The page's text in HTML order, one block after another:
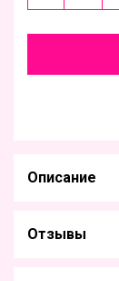
Описание
Отзывы